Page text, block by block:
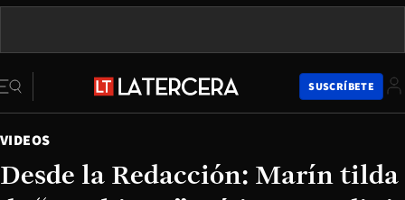
SUSCRÍBETE
VIDEOS
Desde la Redacción: Marín tilda